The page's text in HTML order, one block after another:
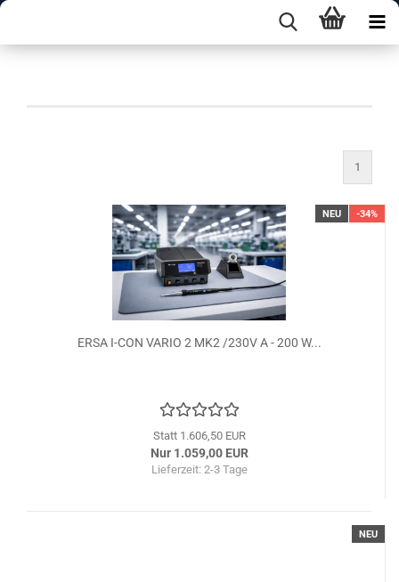
1
NEU -34%
ERSA I-CON VARIO 2 MK2 /230V A - 200 W...
Statt 1.606,50 EUR
Nur 1.059,00 EUR
Lieferzeit: 2-3 Tage
NEU